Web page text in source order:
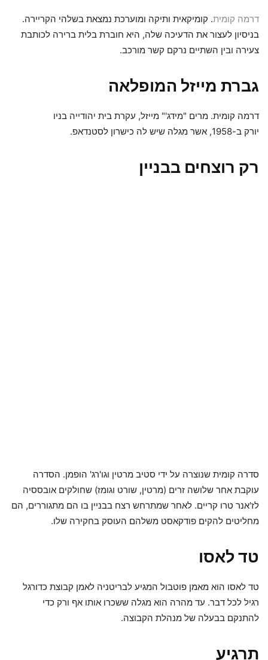
דרמה קומית. קומיקאית ותיקה ומוערכת נמצאת בשלהי הקריירה.
בניסיון לעצור את הדעיכה שלה, היא חוברת בלית ברירה לכותבת
צעירה ובין השתיים נרקם קשר מורכב.
גברת מייזל המופלאה
דרמה קומית. מרים "מידג'" מייזל, עקרת בית יהודייה בניו
יורק ב-1958, אשר מגלה שיש לה כישרון לסטנדאפ.
רק רוצחים בבניין
סדרה קומית שנוצרה על ידי סטיב מרטין וגו'רג' הופמן. הסדרה
עוקבת אחר שלושה זרים (מרטין, שורט וגומז) שחולקים אובססיה
לז'אנר טרו קריים. לאחר שמתרחש רצח בבניין בו הם מתגוררים, הם
מחליטים להקים פודקאסט משלהם העוסק בחקירה שלו.
טד לאסו
טד לאסו הוא מאמן פוטבול המגיע לבריטניה לאמן קבוצת כדורגל
רגיל לכל דבר. עד מהרה הוא מגלה ששכרו אותו אף ורק כדי
להתנקם בבעלה של מנהלת הקבוצה.
תרגיע